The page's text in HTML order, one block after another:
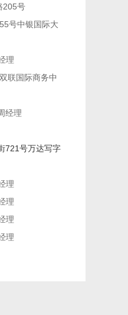
205号
号中银国际大
理
联国际商务中
经理
721号万达写字
理
理
理
理